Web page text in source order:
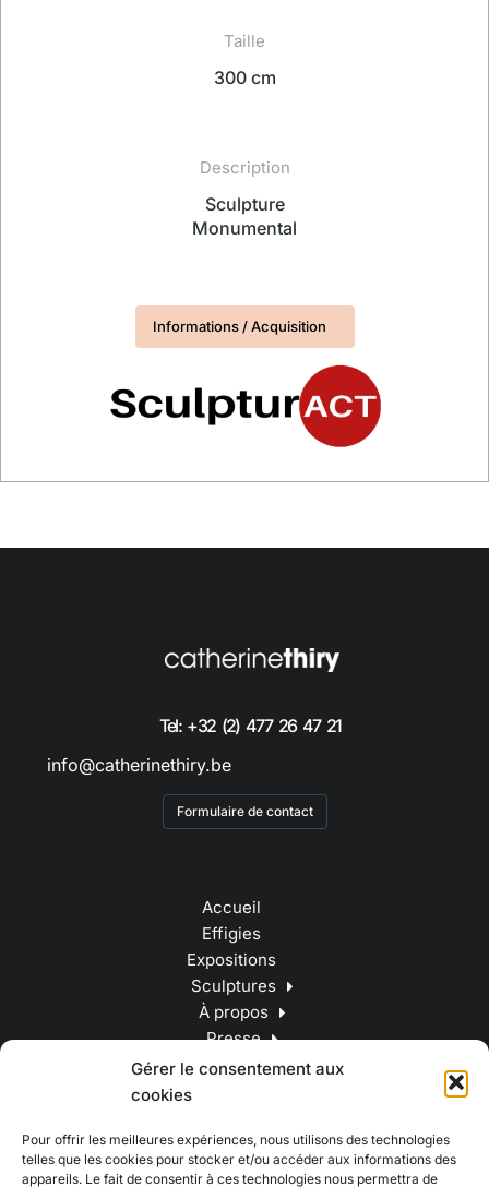
Gérer le consentement aux
cookies
Pour offrir les meilleures expériences, nous utilisons des technologies
telles que les cookies pour stocker et/ou accéder aux informations des
appareils. Le fait de consentir à ces technologies nous permettra de
Taille
300 cm
Description
Sculpture
Monumental
Informations / Acquisition
Tel: +32 (2) 477 26 47 21
info@catherinethiry.be
Formulaire de contact
Accueil
Effigies
Expositions
Sculptures
À propos
Presse
Contact